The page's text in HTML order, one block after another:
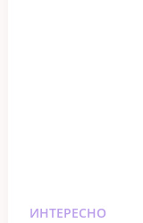
ИНТЕРЕСНО